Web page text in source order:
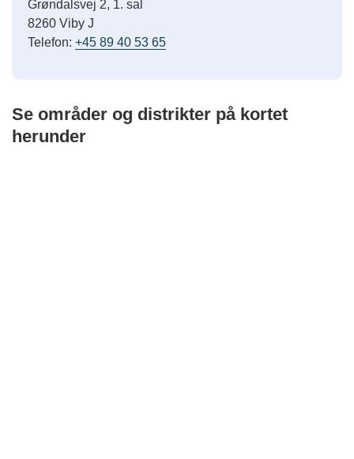
Grøndalsvej 2, 1. sal
8260 Viby J
Telefon: +45 89 40 53 65
Se områder og distrikter på kortet
herunder